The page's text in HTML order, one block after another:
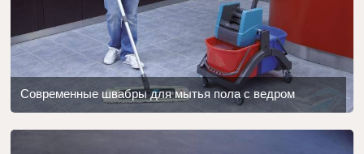
Современные швабры для мытья пола с ведром